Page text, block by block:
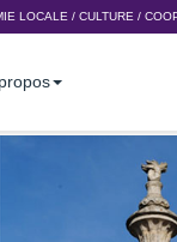
LOCALE / CULTURE /